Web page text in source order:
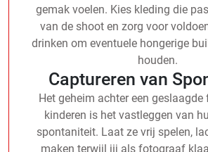
gemak voelen. Kies kleding die
van de shoot en zorg voor
drinken om eventuele hongerige
houden.
Captureren van
Het geheim achter een
kinderen is het vastleggen van
spontaniteit. Laat ze vrij spelen,
maken terwijl jij als fotograaf